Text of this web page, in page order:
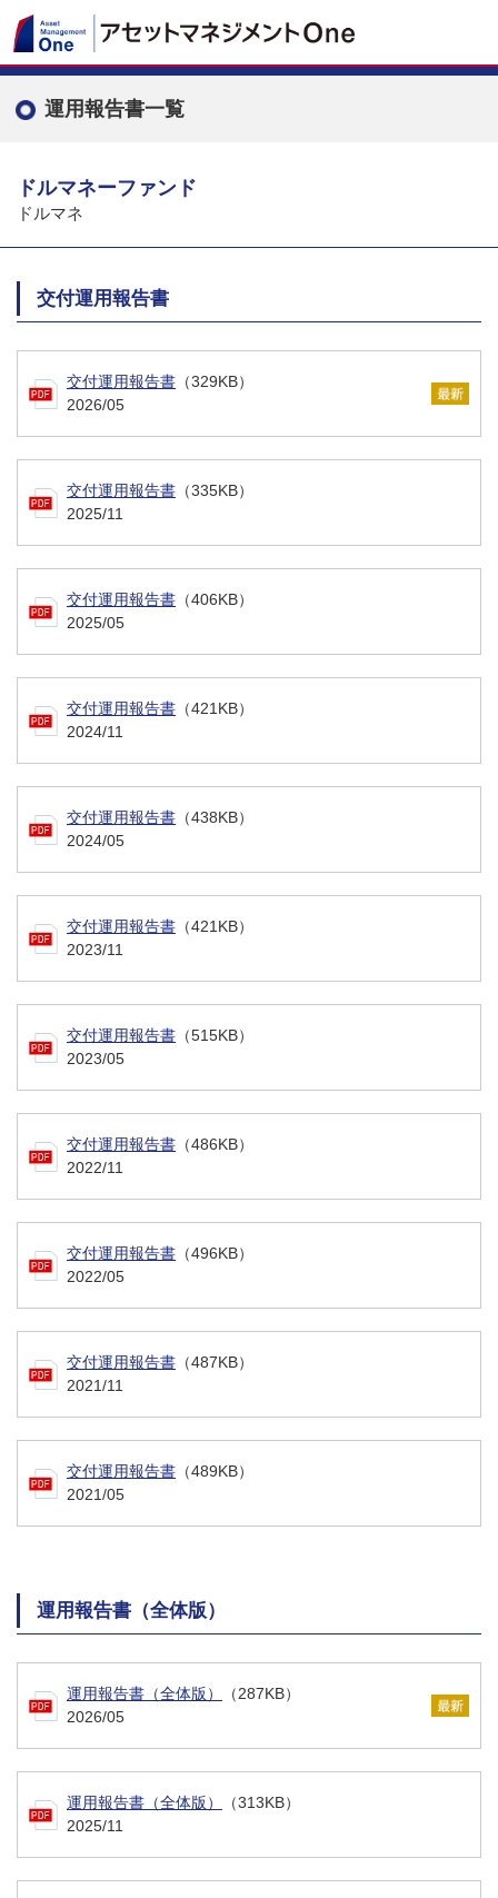
運用報告書一覧
ドルマネーファンド
ドルマネ
交付運用報告書
交付運用報告書 （329KB）
2026/05
交付運用報告書 （335KB）
2025/11
交付運用報告書 （406KB）
2025/05
交付運用報告書 （421KB）
2024/11
交付運用報告書 （438KB）
2024/05
交付運用報告書 （421KB）
2023/11
交付運用報告書 （515KB）
2023/05
交付運用報告書 （486KB）
2022/11
交付運用報告書 （496KB）
2022/05
交付運用報告書 （487KB）
2021/11
交付運用報告書 （489KB）
2021/05
運用報告書（全体版）
運用報告書（全体版）
（287KB）
2026/05
運用報告書（全体版）
（313KB）
2025/11